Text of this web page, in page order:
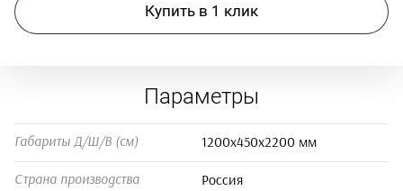
Купить в 1 клик
Параметры
Габариты Д/Ш/В (см) 1200х450х2200 мм
Страна производства Россия